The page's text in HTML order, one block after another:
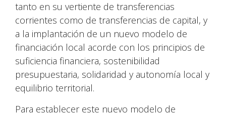
tanto en su vertiente de transferencias
corrientes como de transferencias de capital, y
a la implantación de un nuevo modelo de
financiación local acorde con los principios de
suficiencia financiera, sostenibilidad
presupuestaria, solidaridad y autonomía local y
equilibrio territorial.
Para establecer este nuevo modelo de